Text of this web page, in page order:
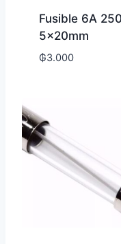
Fusible 6A
5x20mm
₲3.000